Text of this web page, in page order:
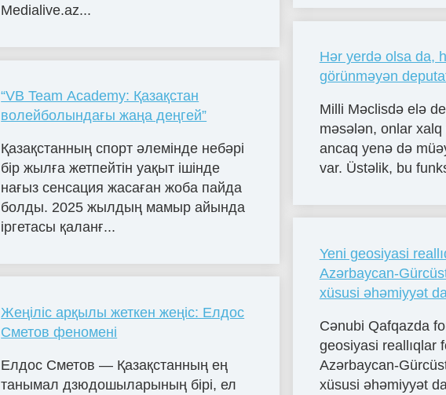
Medialive.az...
“VB Team Academy: Қазақстан
волейболындағы жаңа деңгей”
Қазақстанның спорт әлемінде небәрі
бір жылға жетпейтін уақыт ішінде
нағыз сенсация жасаған жоба пайда
болды. 2025 жылдың мамыр айында
іргетасы қаланғ...
Жеңіліс арқылы жеткен жеңіс: Елдос
Сметов феномені
Елдос Сметов — Қазақстанның ең
танымал дзюдошыларының бірі, ел
Hər yerdə olsa da,
görünməyən
Milli Məclisdə elə
məsələn, onlar
ancaq yenə də
var. Üstəlik, bu
Yeni geosiyasi
Azərbaycan-
xüsusi əhəmiyyət
Cənubi Qafqazda
geosiyasi reallıqlar
Azərbaycan-
xüsusi əhəmiyyət